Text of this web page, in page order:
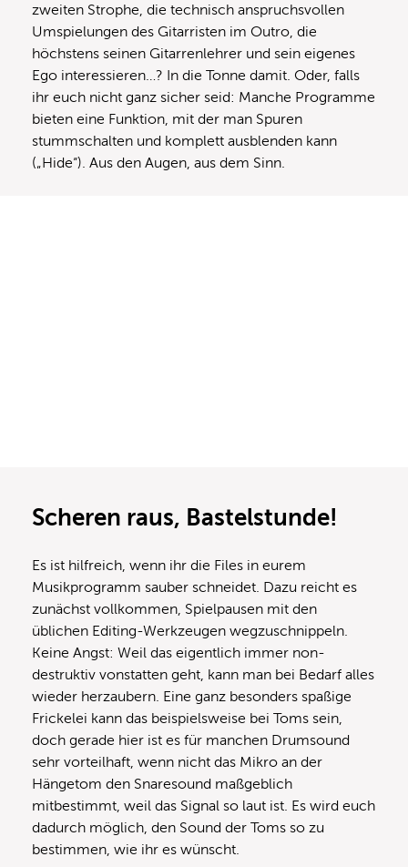
zweiten Strophe, die technisch anspruchsvollen
Umspielungen des Gitarristen im Outro, die
höchstens seinen Gitarrenlehrer und sein eigenes
Ego interessieren…? In die Tonne damit. Oder, falls
ihr euch nicht ganz sicher seid: Manche Programme
bieten eine Funktion, mit der man Spuren
stummschalten und komplett ausblenden kann
(„Hide“). Aus den Augen, aus dem Sinn.
Scheren raus, Bastelstunde!
Es ist hilfreich, wenn ihr die Files in eurem
Musikprogramm sauber schneidet. Dazu reicht es
zunächst vollkommen, Spielpausen mit den
üblichen Editing-Werkzeugen wegzuschnippeln.
Keine Angst: Weil das eigentlich immer non-
destruktiv vonstatten geht, kann man bei Bedarf alles
wieder herzaubern. Eine ganz besonders spaßige
Frickelei kann das beispielsweise bei Toms sein,
doch gerade hier ist es für manchen Drumsound
sehr vorteilhaft, wenn nicht das Mikro an der
Hängetom den Snaresound maßgeblich
mitbestimmt, weil das Signal so laut ist. Es wird euch
dadurch möglich, den Sound der Toms so zu
bestimmen, wie ihr es wünscht.